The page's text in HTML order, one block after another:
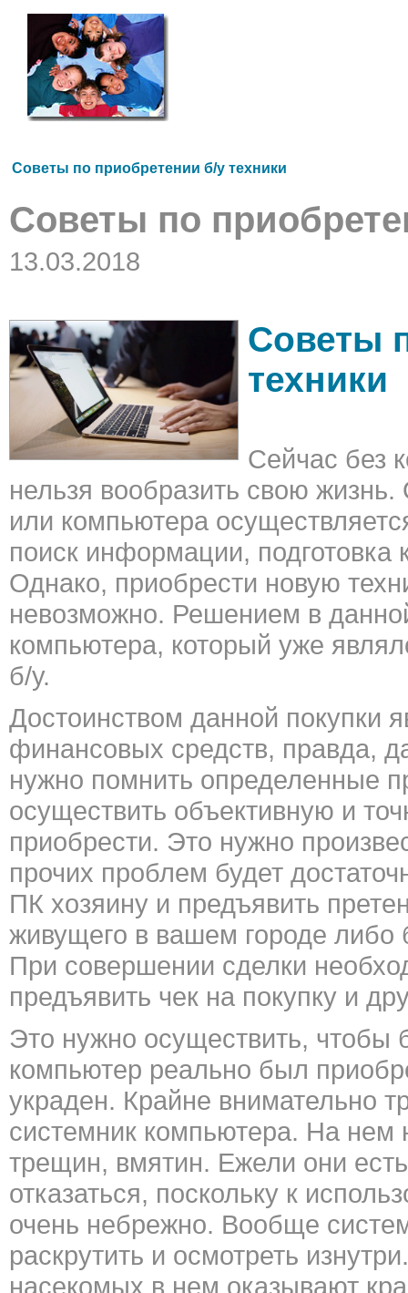
Советы по приобретении б/у техники
Советы по
13.03.2018
Советы
техники
Сейчас без
нельзя вообразить свою
или компьютера
поиск информации, подготовка
Однако, приобрести новую
невозможно. Решением в
компьютера, который уже
б/у.
Достоинством данной покупки
финансовых средств, правда,
нужно помнить определенные
осуществить объективную и
приобрести. Это нужно
прочих проблем будет
ПК хозяину и предъявить
живущего в вашем городе либо
При совершении сделки
предъявить чек на покупку и
Это нужно осуществить, чтобы
компьютер реально был
украден. Крайне внимательно
системник компьютера. На нем
трещин, вмятин. Ежели они
отказаться, поскольку к
очень небрежно. Вообще
раскрутить и осмотреть
насекомых в нем оказывают